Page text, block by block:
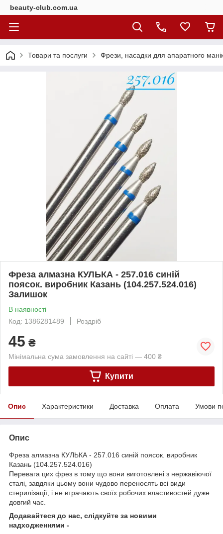
beauty-club.com.ua
Товари та послуги Фрези, насадки для апаратного
Фреза алмазна КУЛЬКА - 257.016 синій
поясок. виробник Казань (104.257.524.016)
Залишок
В наявності
Код: 1386281489
Роздріб
45 ₴
Мінімальна сума замовлення на сайті — 400 ₴
Купити
Опис Характеристики Доставка Оплата Умови
Опис
Фреза алмазна КУЛЬКА - 257.016 синій поясок. виробник
Казань (104.257.524.016)
Перевага цих фрез в тому що вони виготовлені з нержавіючої
сталі, завдяки цьому вони чудово переносять всі види
стерилізації, і не втрачають своїх робочих властивостей дуже
довгий час.
Додавайтеся до нас, слідкуйте за новими
надходженнями -